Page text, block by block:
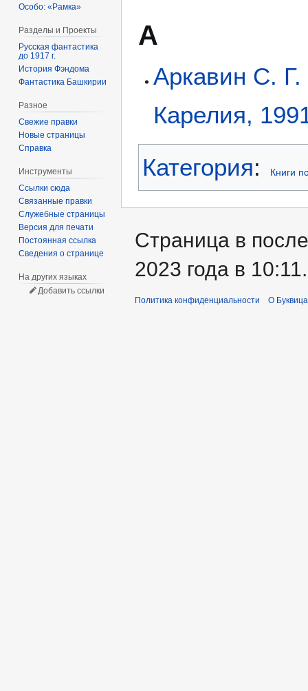
А
Аркавин С.
Карелия,
Категория: Книги
Особо: «Рамка»
Разделы и Проекты
Русская фантастика
до 1917 г.
История Фэндома
Фантастика Башкирии
Разное
Свежие правки
Новые страницы
Справка
Инструменты
Ссылки сюда
Связанные правки
Служебные страницы
Версия для печати
Постоянная ссылка
Сведения о странице
На других языках
Добавить ссылки
Страница в
2023 года в 10:11.
Политика конфиденциальности О Буквица